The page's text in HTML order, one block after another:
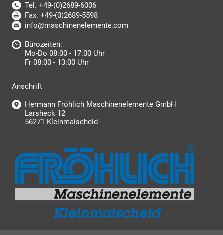
Tel. +49-(0)2689-6006
Fax. +49-(0)2689-5598
info@maschinenelemente.com
Bürozeiten:
Mo-Do 08:00 - 17:00 Uhr
Fr 08:00 - 13:00 Uhr
Anschrift
Hermann Fröhlich Maschinenelemente GmbH
Larsheck 12
56271 Kleinmaischeid